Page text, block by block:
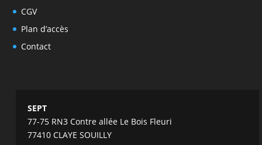
CGV
Plan d’accès
Contact
SEPT
77-75 RN3 Contre allée Le Bois Fleuri
77410 CLAYE SOUILLY